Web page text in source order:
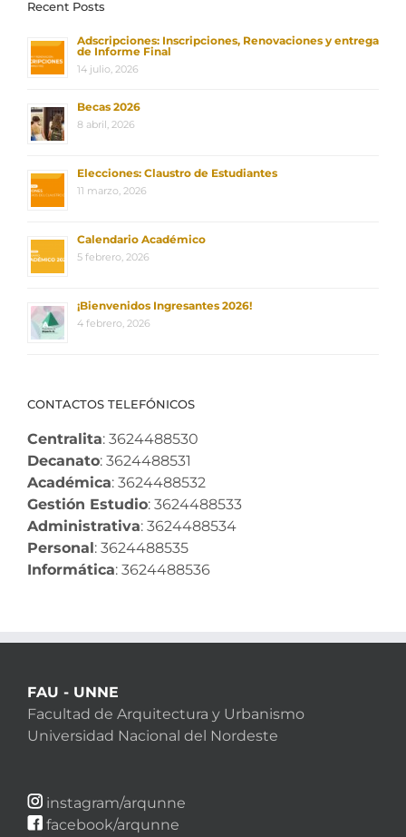
Recent Posts
Adscripciones: Inscripciones, Renovaciones y entrega
de Informe Final
14 julio, 2026
Becas 2026
8 abril, 2026
Elecciones: Claustro de Estudiantes
11 marzo, 2026
Calendario Académico
5 febrero, 2026
¡Bienvenidos Ingresantes 2026!
4 febrero, 2026
CONTACTOS TELEFÓNICOS
Centralita: 3624488530
Decanato: 3624488531
Académica: 3624488532
Gestión Estudio: 3624488533
Administrativa: 3624488534
Personal : 3624488535
Informática: 3624488536
FAU - UNNE
Facultad de Arquitectura y Urbanismo
Universidad Nacional del Nordeste
instagram/arqunne
facebook/arqunne